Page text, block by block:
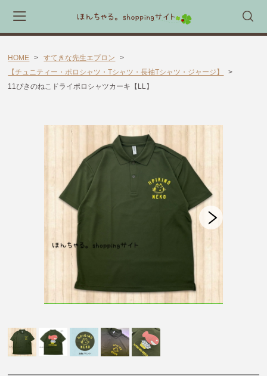
CATEGORY
ほんちゃる。セレクトギフト
キャラックス
キャラクター靴下
すてきな先生エプロン
【掘り出し物商品】
【Caféスタイル】
【小物】
【チュニティー・ポロシャツ・Tシャツ・長袖Tシャ
HOME
すてきな先生エプロン
【チュニティー・ポロシャツ・Tシャツ・長袖Tシャツ・ジャージ】
11ぴきのねこドライポロシャツカーキ【LL】